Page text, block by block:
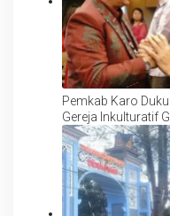
Pemkab Karo
Gereja Inkulturatif